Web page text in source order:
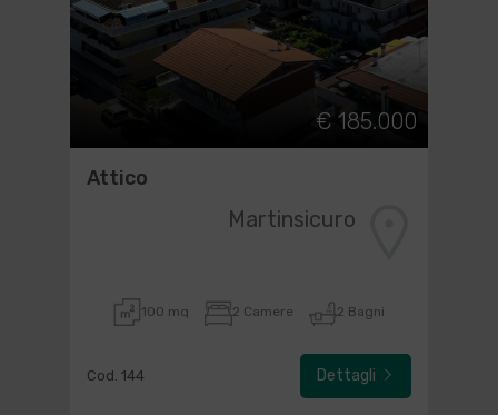
€ 185.000
Attico
Martinsicuro
100 mq 2 Camere 2 Bagni
Cod. 144 Dettagli